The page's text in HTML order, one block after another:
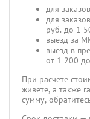
для
для
руб. до 1
выезд за
выезд в
от 1 200
При расчете
живете, а также
сумму,